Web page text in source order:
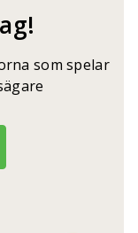
som spelar